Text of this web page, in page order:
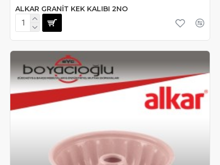
ALKAR GRANİT KEK KALIBI 2NO